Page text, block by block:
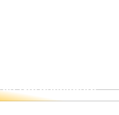
Nordseeküste